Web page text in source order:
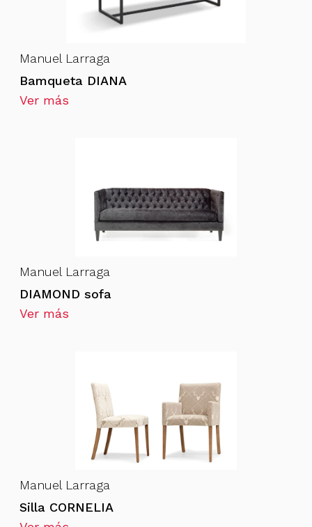
Manuel Larraga
Bamqueta DIANA
Ver más
Manuel Larraga
DIAMOND sofa
Ver más
Manuel Larraga
Silla CORNELIA